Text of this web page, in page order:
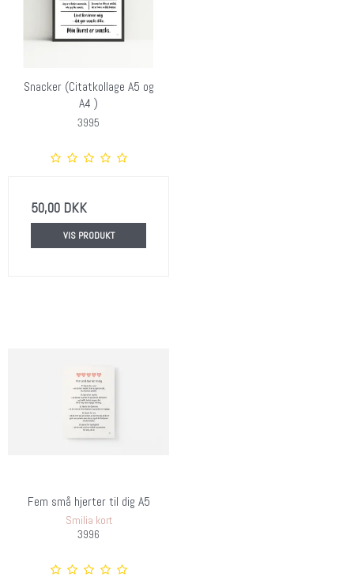
Snacker (Citatkollage A5 og
A4 )
3995
50,00 DKK
VIS PRODUKT
Fem små hjerter til dig A5
Smilia kort
3996